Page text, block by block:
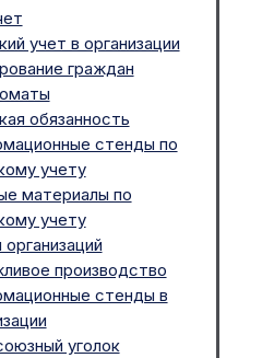
учет в организации
граждан
обязанность
стенды по
учету
материалы по
учету
производство
стенды в
уголок